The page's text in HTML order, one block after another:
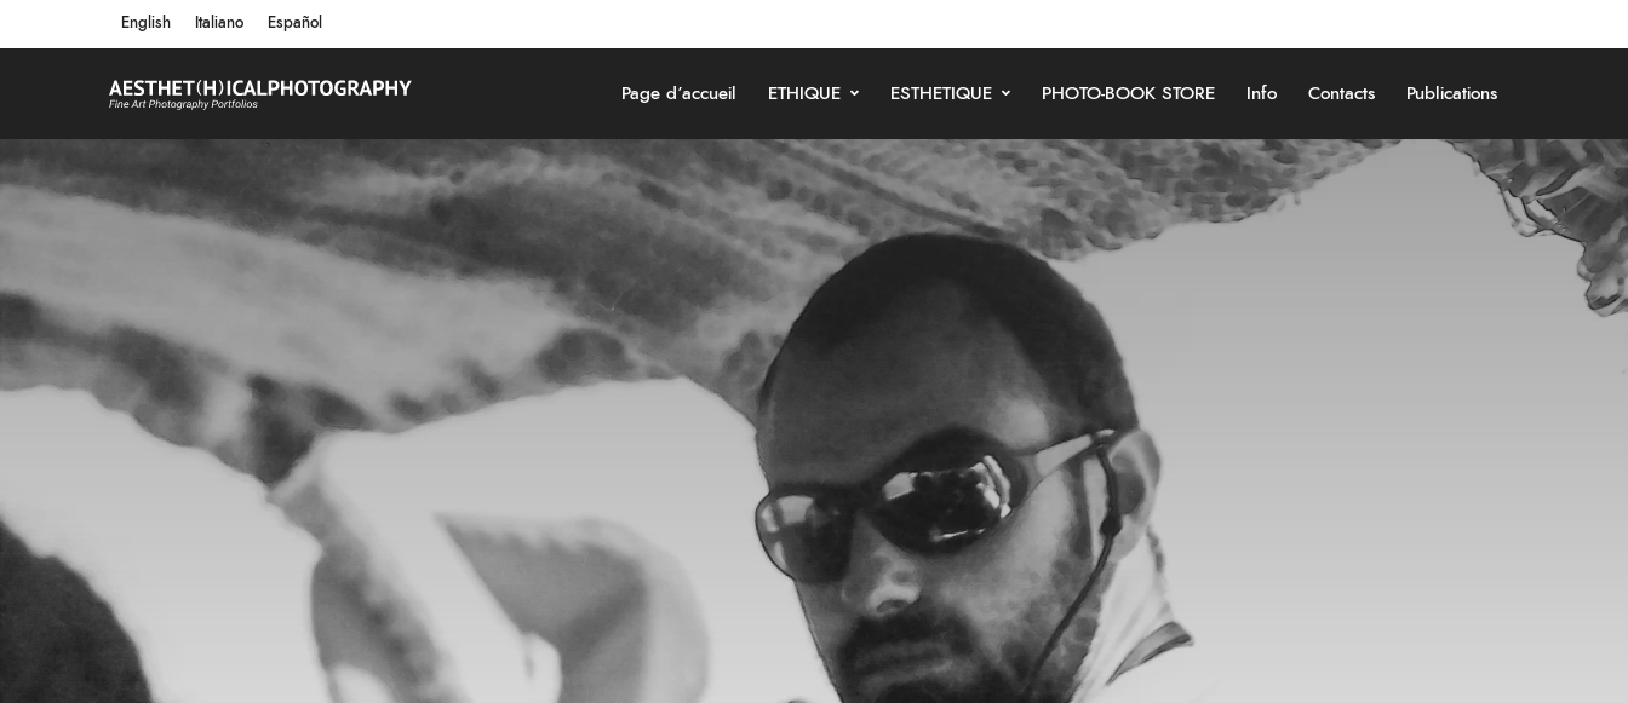
English Italiano Español
Page d’accueil ETHIQUE ESTHETIQUE PHOTO-BOOK STORE Info Contacts Publications